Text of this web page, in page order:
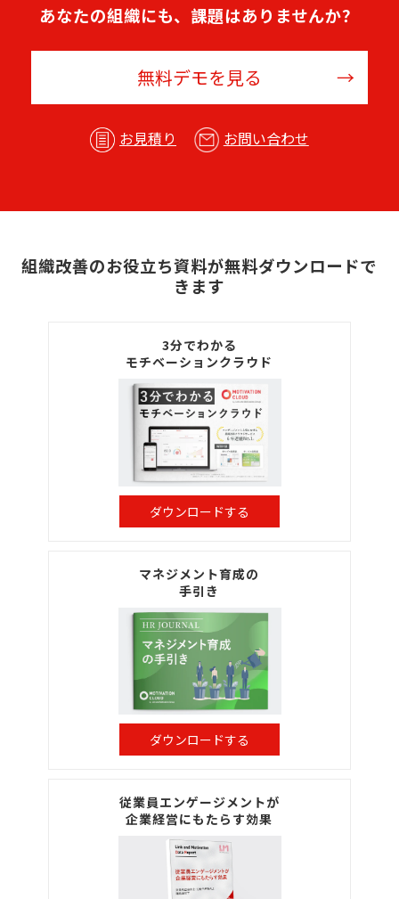
あなたの組織にも、課題はありませんか？
無料デモを見る
お見積り お問い合わせ
組織改善のお役立ち資料が無料ダウンロードで
きます
3分でわかる
モチベーションクラウド
ダウンロードする
マネジメント育成の
手引き
ダウンロードする
従業員エンゲージメントが
企業経営にもたらす効果